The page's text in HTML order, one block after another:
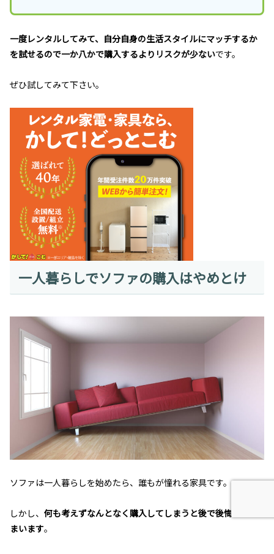
一度レンタルしてみて、自分自身の生活スタイルにマッチするか
を試せるので一か八かで購入するよりリスクが少ないです。
ぜひ試してみて下さい。
一人暮らしでソファの購入はやめとけ
ソファは一人暮らしを始めたら、誰もが憧れる家具です。
しかし、 何も考えずなんとなく購入してしまうと後で後悔してし
まいます。